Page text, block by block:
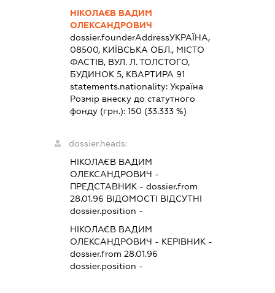
НІКОЛАЄВ ВАДИМ
ОЛЕКСАНДРОВИЧ
dossier.founderAddressУКРАЇНА,
08500, КИЇВСЬКА ОБЛ., МІСТО
ФАСТІВ, ВУЛ. Л. ТОЛСТОГО,
БУДИНОК 5, КВАРТИРА 91
statements.nationality:Україна
Розмір внеску до статутного
фонду (грн.):150 (33.333 %)
dossier.heads:
НІКОЛАЄВ ВАДИМ
ОЛЕКСАНДРОВИЧ -
ПРЕДСТАВНИК - dossier.from
28.01.96 ВІДОМОСТІ ВІДСУТНІ
dossier.position -
НІКОЛАЄВ ВАДИМ
ОЛЕКСАНДРОВИЧ - КЕРІВНИК -
dossier.from 28.01.96
dossier.position -